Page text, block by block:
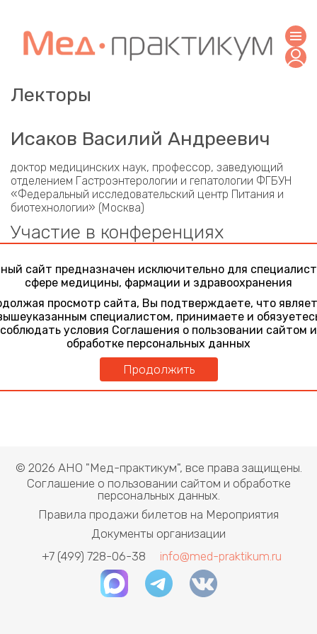
Лекторы
Исаков Василий Андреевич
доктор медицинских наук, профессор, заведующий
отделением Гастроэнтерологии и гепатологии ФГБУН
«Федеральный исследовательский центр Питания и
биотехнологии» (Москва)
Участие в конференциях
больных в условиях стационара и поликлинического
звена
18 марта 2021
Особые группы пациентов и современные возможности
терапии ХГС.
© 2026 АНО "Мед-практикум", все права защищены.
Соглашение о пользовании сайтом и обработке
персональных данных.
Правила продажи билетов на Мероприятия
Документы организации
+7 (499) 728-06-38
info@med-praktikum.ru
сайт предназначен исключительно для
сфере медицины, фармации и здравоохранения
просмотр сайта, Вы подтверждаете, что
специалистом, принимаете и
соблюдать условия Соглашения о пользовании сайтом и
обработке персональных данных
Продолжить